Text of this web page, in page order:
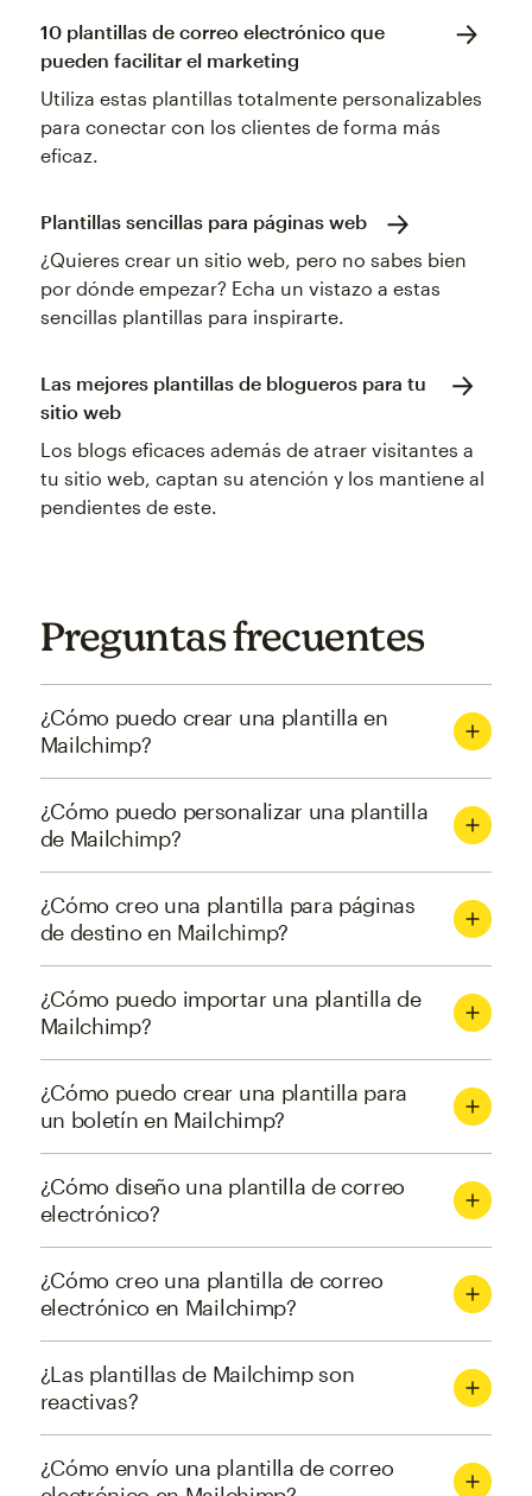
10 plantillas de correo electrónico que
pueden facilitar el marketing
Utiliza estas plantillas totalmente personalizables
para conectar con los clientes de forma más
eficaz.
Plantillas sencillas para páginas web
¿Quieres crear un sitio web, pero no sabes bien
por dónde empezar? Echa un vistazo a estas
sencillas plantillas para inspirarte.
Las mejores plantillas de blogueros para tu
sitio web
Los blogs eficaces además de atraer visitantes a
tu sitio web, captan su atención y los mantiene al
pendientes de este.
Preguntas frecuentes
¿Cómo puedo crear una plantilla en
Mailchimp?
¿Cómo puedo personalizar una plantilla
de Mailchimp?
¿Cómo creo una plantilla para páginas
de destino en Mailchimp?
¿Cómo puedo importar una plantilla de
Mailchimp?
¿Cómo puedo crear una plantilla para
un boletín en Mailchimp?
¿Cómo diseño una plantilla de correo
electrónico?
¿Cómo creo una plantilla de correo
electrónico en Mailchimp?
¿Las plantillas de Mailchimp son
reactivas?
¿Cómo envío una plantilla de correo